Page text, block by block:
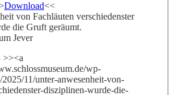
Download<<
von Fachläuten verschiedenster
die Gruft geräumt.
Jever